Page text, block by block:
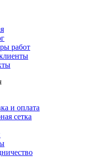
работ
и оплата
сетка